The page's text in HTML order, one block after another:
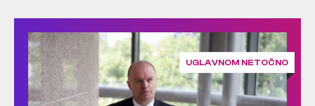
UGLAVNOM NETOČNO